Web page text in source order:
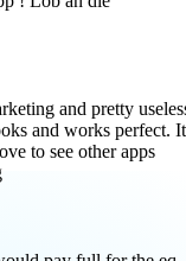
and pretty
and works perfect. It
to see other apps
pay full for the eq